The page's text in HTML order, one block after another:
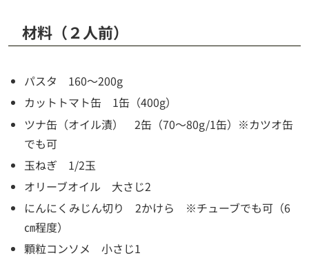
材料（２人前）
パスタ 160～200g
カットトマト缶 1缶（400g）
ツナ缶（オイル漬） 2缶（70～80g/1缶）※カツオ缶
でも可
玉ねぎ 1/2玉
オリーブオイル 大さじ2
にんにくみじん切り 2かけら ※チューブでも可（6
㎝程度）
顆粒コンソメ 小さじ1